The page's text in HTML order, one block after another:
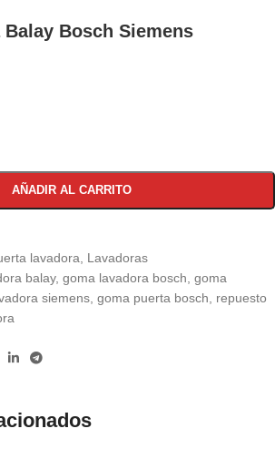
Bosch Siemens
AÑADIR AL CARRITO
lavadora
Lavadoras
balay, goma lavadora bosch goma
siemens goma puerta bosch
repuesto